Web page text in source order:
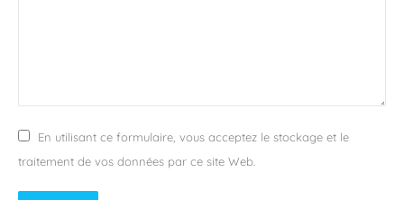
En utilisant ce formulaire, vous acceptez le stockage et le
traitement de vos données par ce site Web.